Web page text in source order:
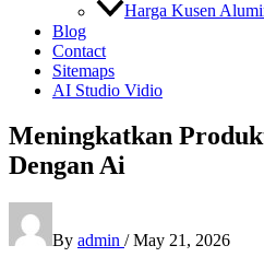
Harga Kusen
Blog
Contact
Sitemaps
AI Studio Vidio
Meningkatkan
Dengan Ai
By admin /May 21, 2026